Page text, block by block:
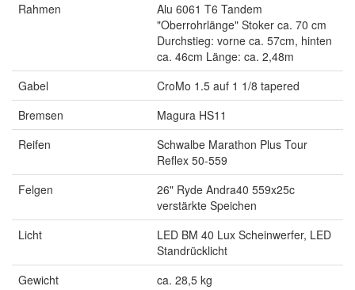
Rahmen
Alu 6061 T6 Tandem
"Oberrohrlänge" Stoker ca. 70 cm
Durchstieg: vorne ca. 57cm, hinten
ca. 46cm Länge: ca. 2,48m
Gabel
CroMo 1.5 auf 1 1/8 tapered
Bremsen
Magura HS11
Reifen
Schwalbe Marathon Plus Tour
Reflex 50-559
Felgen
26" Ryde Andra40 559x25c
verstärkte Speichen
Licht
LED BM 40 Lux Scheinwerfer, LED
Standrücklicht
Gewicht
ca. 28,5 kg